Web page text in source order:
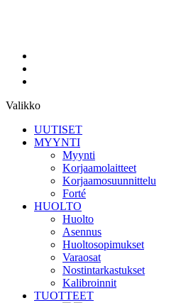
Valikko
UUTISET
MYYNTI
Myynti
Korjaamolaitteet
Korjaamosuunnittelu
Forté
HUOLTO
Huolto
Asennus
Huoltosopimukset
Varaosat
Nostintarkastukset
Kalibroinnit
TUOTTEET